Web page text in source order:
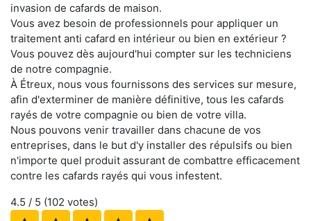
invasion de cafards de maison.
Vous avez besoin de professionnels pour appliquer un
traitement anti cafard en intérieur ou bien en extérieur ?
Vous pouvez dès aujourd'hui compter sur les techniciens
de notre compagnie.
À Étreux, nous vous fournissons des services sur mesure,
afin d'exterminer de manière définitive, tous les cafards
rayés de votre compagnie ou bien de votre villa.
Nous pouvons venir travailler dans chacune de vos
entreprises, dans le but d'y installer des répulsifs ou bien
n'importe quel produit assurant de combattre efficacement
contre les cafards rayés qui vous infestent.
4.5 / 5 (102 votes)